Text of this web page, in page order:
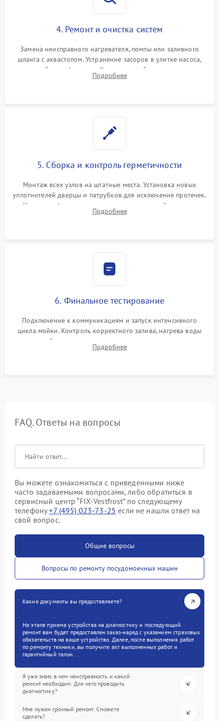
4. Ремонт и очистка систем
Замена неисправного нагревателя, помпы или заливного
шланга с аквастопом. Устранение засоров в улитке насоса,
патрубках и фильтрах. Компонентный ремонт платы
управления, восстановление поврежденной проводки.
Подробнее
5. Сборка и контроль герметичности
Монтаж всех узлов на штатные места. Установка новых
уплотнителей дверцы и патрубков для исключения протечек.
Надежная фиксация хомутов гидравлической системы,
сборка корпуса и установка датчика поплавка.
Подробнее
6. Финальное тестирование
Подключение к коммуникациям и запуск интенсивного
цикла мойки. Контроль корректного залива, нагрева воды
до нужной температуры, отсутствия посторонних шумов,
штатного слива и абсолютной сухости в поддоне.
Подробнее
FAQ. Ответы на вопросы
Вы можете ознакомиться с приведенными ниже
часто задаваемыми вопросами, либо обратиться в
сервисный центр “FIX-Vestfrost” по следующему
телефону+7 (495) 023-73-25 если не нашли ответ на
свой вопрос.
Общие вопросы
Вопросы по ремонту посудомоечных машин
Какие документы вы предоставляете?
На этапе приема устройства на диагностику и последующий
ремонт вам будет предоставлен заказ-наряд с указанием страховых
обязательств на ваше устройство. Далее, после выполнения работ
по ремонту техники, вы получите акт выполненных работ и
гарантийный талон.
Я уже знаю в чем неисправность и какой
ремонт необходим. Для чего проводить
диагностику?
Мне нужен срочный ремонт. Сможете
сделать?